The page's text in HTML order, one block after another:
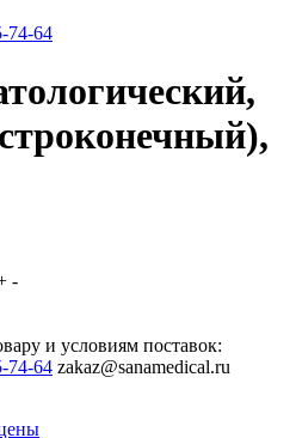
74-64
-
и условиям поставок:
74-64 zakaz@sanamedical.ru